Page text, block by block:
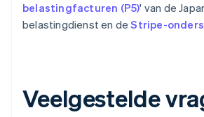
belastingfacturen (P5)' van de
belastingdienst en deStripe-
Veelgestelde